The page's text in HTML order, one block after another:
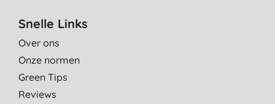
Snelle Links
Over ons
Onze normen
Green Tips
Reviews